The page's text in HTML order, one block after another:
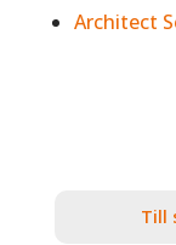
Architect
Till